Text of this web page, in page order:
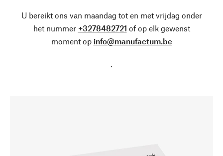
U bereikt ons van maandag tot en met vrijdag onder
het nummer +3278482721 of op elk gewenst
moment op info@manufactum.be
.